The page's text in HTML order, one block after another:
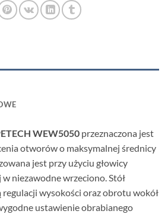
WEW5050 przeznaczona jest
otworów o maksymalnej średnicy
jest przy użyciu głowicy
niezawodne wrzeciono. Stół
regulacji wysokości oraz obrotu wokół
ustawienie obrabianego